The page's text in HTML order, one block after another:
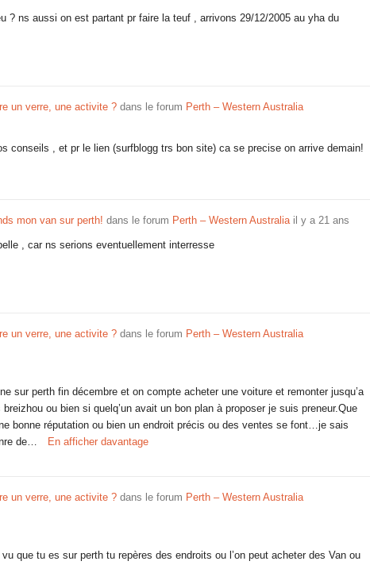
? ns aussi on est partant pr faire la teuf , arrivons 29/12/2005 au yha du
un verre, une activite ? dans le forum Perth – Western Australia
conseils , et pr le lien (surfblogg trs bon site) ca se precise on arrive demain!
mon van sur perth! dans le forum Perth – Western Australia il y a 21 ans
, car ns serions eventuellement interresse
un verre, une activite ? dans le forum Perth – Western Australia
sur perth fin décembre et on compte acheter une voiture et remonter jusqu’a
ou bien si quelq’un avait un bon plan à proposer je suis preneur.Que
bonne réputation ou bien un endroit précis ou des ventes se font…je sais
de…
En afficher davantage
un verre, une activite ? dans le forum Perth – Western Australia
que tu es sur perth tu repères des endroits ou l’on peut acheter des Van ou